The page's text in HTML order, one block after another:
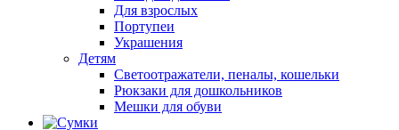
Для взрослых
Портупеи
Украшения
Детям
Светоотражатели, пеналы, кошельки
Рюкзаки для дошкольников
Мешки для обуви